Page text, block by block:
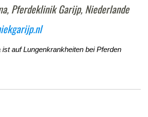
Pferdeklinik Garijp, Niederlande
auf Lungenkrankheiten bei Pferden